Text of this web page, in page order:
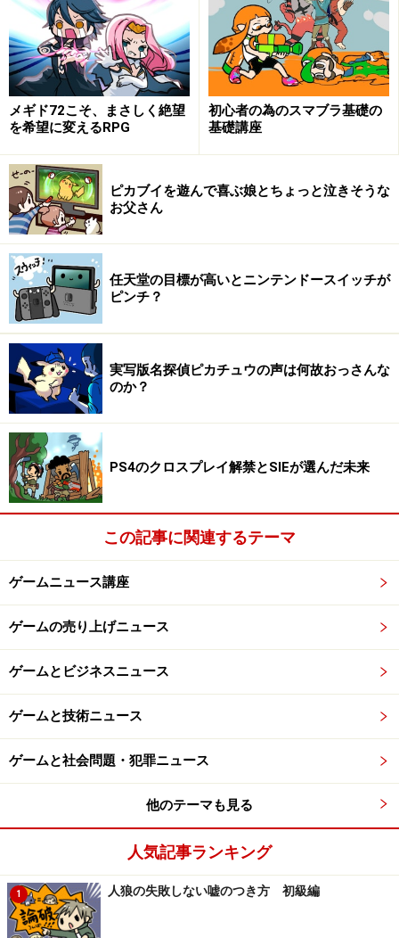
ルに手を出したのでしょうか。ここにはゲーム販売店の
状況が大きく関わっています。おそらく多くの方が想像
する通り、ゲーム販売店は今とても厳しい状況です。と
いっても、厳しい状況になったのは今に始まったことで
はなく、以前から続いていたことでした。
厳しい状況になって真っ先に淘汰されていったのは、ゲ
ーム専門店です。ゲームだけを扱い、ゲームだけで集客
する店舗の状況はどんどん悪化し、そんな中で生き残っ
て大きくなったのは、コンテンツを複合的に扱う店舗で
す。
具体的には、ゲーム、書籍、音楽、映像、これらを扱う
店舗ですね。思い浮かべれば、ゲオや、ブックオフ、そ
してTSUTAYAなどがこれにあたります。わりと、ゲーム
販売店の中でも生き残っている店が多い印象ではないで
しょうか？
こういった店舗を「メディア複合店」などと呼ぶことが
ありますが、そのメディア複合店の扱う「メディア」
が、さらに厳しい状況に追い込まれます。
消えゆく「メディア」
コンテンツはメディアに収録されて売られる、という構造は
どんどん崩れてきています
か、ゲームを例にあげてお話してみましょう。ゲームを
売る店舗の利益の多くは中古です。新品は薄利であまり
ロールしやすいので、利益を出しやすくなっています。
多くの店舗は、後で買い取りをする為の種まきとして新
品を売り、ユーザーが遊び終わったゲームを買い取り、
メギド72こそ、まさしく絶望
を希望に変えるRPG
初心者の為のスマブラ基礎の
基礎講座
ピカブイを遊んで喜ぶ娘とちょっと泣きそうな
お父さん
任天堂の目標が高いとニンテンドースイッチが
ピンチ？
実写版名探偵ピカチュウの声は何故おっさんな
のか？
PS4のクロスプレイ解禁とSIEが選んだ未来
この記事に関連するテーマ
ゲームニュース講座
ゲームの売り上げニュース
ゲームとビジネスニュース
ゲームと技術ニュース
ゲームと社会問題・犯罪ニュース
他のテーマも見る
人気記事ランキング
1 人狼の失敗しない嘘のつき方 初級編